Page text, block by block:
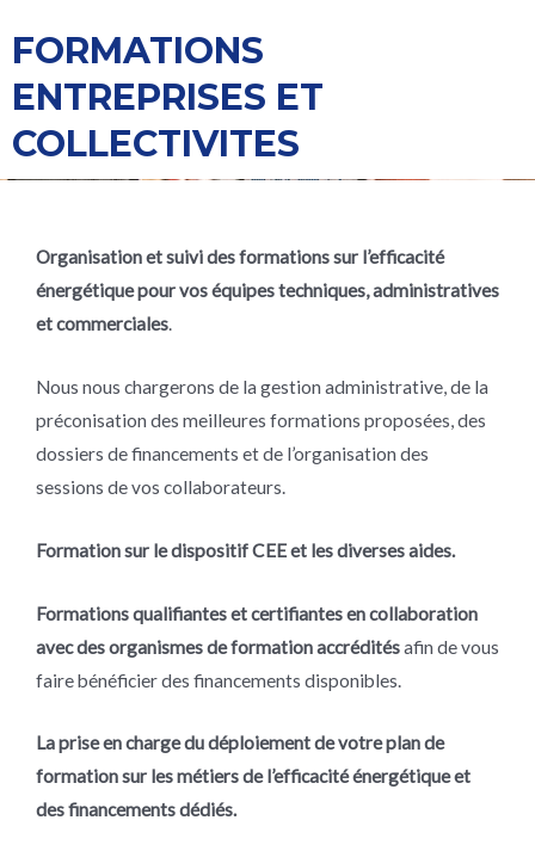
FORMATIONS
ENTREPRISES ET
COLLECTIVITES​
Organisation et suivi des formations sur l’efficacité
énergétique pour vos équipes techniques, administratives
et commerciales.
Nous nous chargerons de la gestion administrative, de la
préconisation des meilleures formations proposées, des
dossiers de financements et de l’organisation des
sessions de vos collaborateurs.
Formation sur le dispositif CEE et les diverses aides.
Formations qualifiantes et certifiantes en collaboration
avec des organismes de formation accréditésafin de vous
faire bénéficier des financements disponibles.
La prise en charge du déploiement de votre plan de
formation sur les métiers de l’efficacité énergétique et
des financements dédiés.